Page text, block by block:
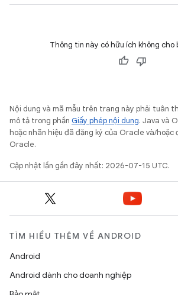
Thông tin này có hữu ích không cho
Nội dung và mã mẫu trên trang này phải tuân
mô tả trong phần Giấy phép nội dung. Java và
hoặc nhãn hiệu đã đăng ký của Oracle và/hoặc
Oracle.
Cập nhật lần gần đây nhất: 2026-07-15 UTC.
TÌM HIỂU THÊM VỀ ANDROID
Android
Android dành cho doanh nghiệp